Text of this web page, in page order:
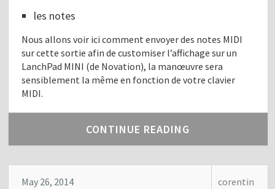
les notes
Nous allons voir ici comment envoyer des notes MIDI
sur cette sortie afin de customiser l’affichage sur un
LanchPad MINI (de Novation), la manœuvre sera
sensiblement la même en fonction de votre clavier
MIDI.
CONTINUE READING
May 26, 2014 corentin